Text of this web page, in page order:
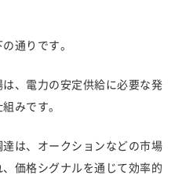
通りです。
は、電力の安定供給に必要な発
みです。
達は、オークションなどの市場
価格シグナルを通じて効率的